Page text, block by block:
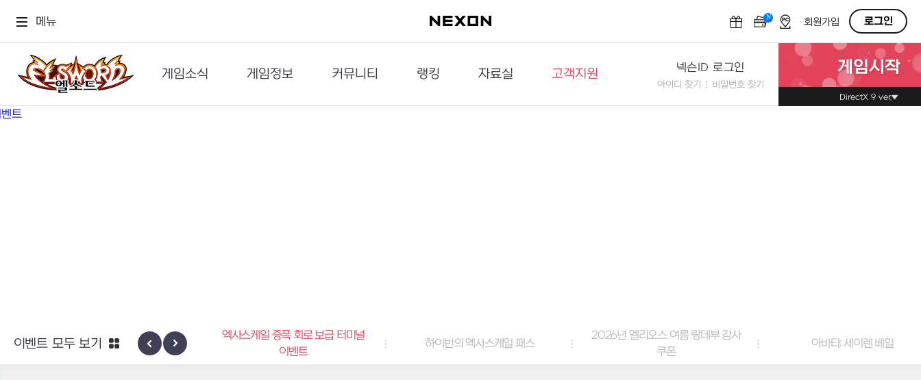
메뉴 N OFF회원가입 로그인
게임소식
공지사항
게임정보
세계관
커뮤니티
이슈게시판
랭킹
던전랭킹
자료실
다운로드
고객지원
문의하기
넥슨ID 로그인
아이디 찾기 비밀번호 찾기
게임시작
DirectX 9 ver.
신규 지역 네블론
엑사스케일 증폭 회로 보급 터미널
이벤트
하이반의 엑사스케일 패스
2026년 엘리오스 여름 랑데부 감사
쿠폰
아바타: 세이렌 베일
이벤트 모두 보기